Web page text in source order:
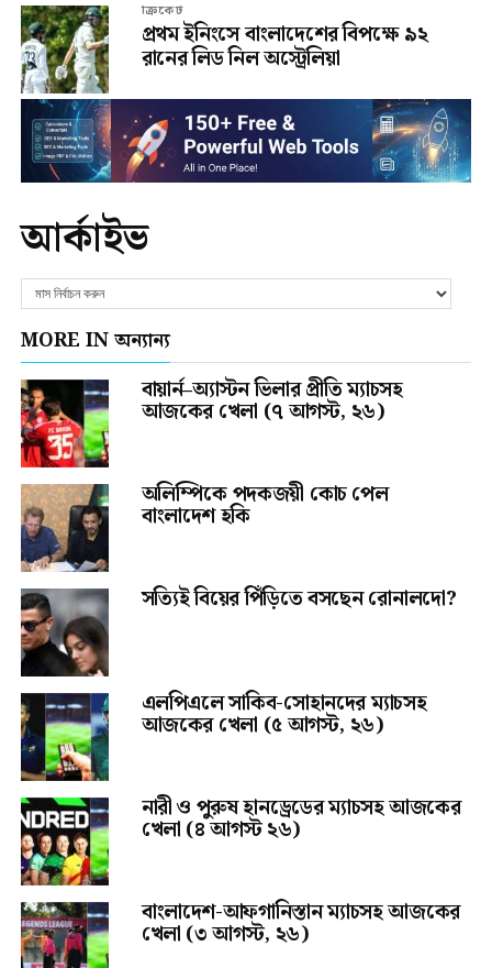
ক্রিকেট
প্রথম ইনিংসে বাংলাদেশের বিপক্ষে ৯২
রানের লিড নিল অস্ট্রেলিয়া
আর্কাইভ
MORE IN অন্যান্য
বায়ার্ন–অ্যাস্টন ভিলার প্রীতি ম্যাচসহ
আজকের খেলা (৭ আগস্ট, ২৬)
অলিম্পিকে পদকজয়ী কোচ পেল
বাংলাদেশ হকি
সত্যিই বিয়ের পিঁড়িতে বসছেন রোনালদো?
এলপিএলে সাকিব-সোহানদের ম্যাচসহ
আজকের খেলা (৫ আগস্ট, ২৬)
নারী ও পুরুষ হানড্রেডের ম্যাচসহ আজকের
খেলা (৪ আগস্ট ২৬)
বাংলাদেশ-আফগানিস্তান ম্যাচসহ আজকের
খেলা (৩ আগস্ট, ২৬)